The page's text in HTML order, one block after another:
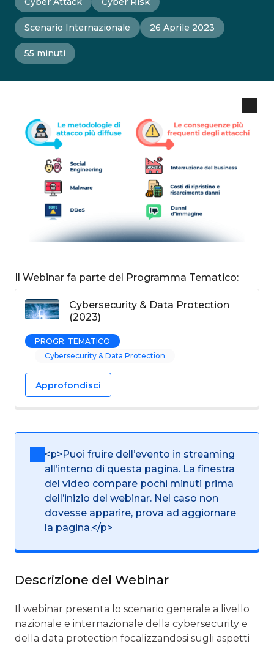
Scenario Internazionale 26 Aprile 2023
55 minuti
Il Webinar fa parte del Programma Tematico:
Cybersecurity & Data Protection
(2023)
PROGR. TEMATICO
Cybersecurity & Data Protection
Approfondisci
<p>Puoi fruire dell’evento in streaming
all’interno di questa pagina. La finestra
del video compare pochi minuti prima
dell’inizio del webinar. Nel caso non
dovesse apparire, prova ad aggiornare
la pagina.</p>
Descrizione del Webinar
Il webinar presenta lo scenario generale a livello
nazionale e internazionale della cybersecurity e
della data protection focalizzandosi sugli aspetti